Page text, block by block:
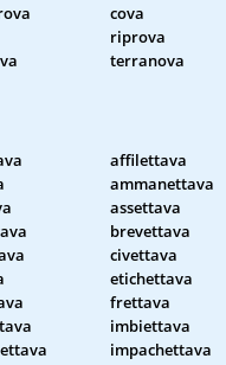
cova
riprova
terranova
affilettava
ammanettava
assettava
brevettava
civettava
etichettava
frettava
imbiettava
impachettava